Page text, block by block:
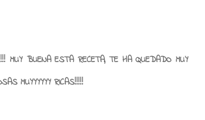
MUY BUENA ESTA RECETA, TE HA QUEDADO MUY
MUYYYYYY RICAS!!!!!